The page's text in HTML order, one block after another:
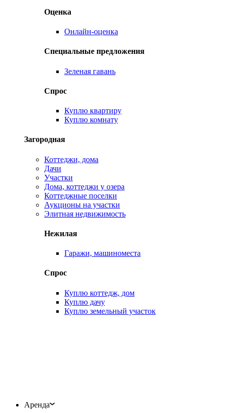
Оценка
Онлайн-оценка
Специальные предложения
Зеленая гавань
Спрос
Куплю квартиру
Куплю комнату
Загородная
Коттеджи, дома
Дачи
Участки
Дома, коттеджи у озера
Коттеджные поселки
Аукционы на участки
Элитная недвижимость
Нежилая
Гаражи, машиноместа
Спрос
Куплю коттедж, дом
Куплю дачу
Куплю земельный участок
Аренда